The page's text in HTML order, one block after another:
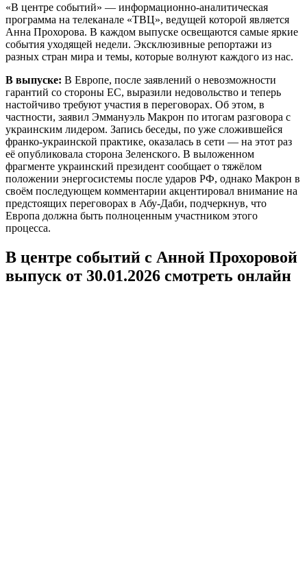
«В центре событий» — информационно-аналитическая
программа на телеканале «ТВЦ», ведущей которой является
Анна Прохорова. В каждом выпуске освещаются самые яркие
события уходящей недели. Эксклюзивные репортажи из
разных стран мира и темы, которые волнуют каждого из нас.
В выпуске: В Европе, после заявлений о невозможности
гарантий со стороны ЕС, выразили недовольство и теперь
настойчиво требуют участия в переговорах. Об этом, в
частности, заявил Эммануэль Макрон по итогам разговора с
украинским лидером. Запись беседы, по уже сложившейся
франко-украинской практике, оказалась в сети — на этот раз
её опубликовала сторона Зеленского. В выложенном
фрагменте украинский президент сообщает о тяжёлом
положении энергосистемы после ударов РФ, однако Макрон в
своём последующем комментарии акцентировал внимание на
предстоящих переговорах в Абу-Даби, подчеркнув, что
Европа должна быть полноценным участником этого
процесса.
В центре событий с Анной Прохоровой
выпуск от 30.01.2026 смотреть онлайн